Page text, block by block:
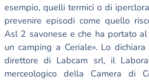
esempio, quelli termici o di
prevenire episodi come quello
Asl 2 savonese e che ha portato
un camping a Ceriale». Lo dichiara
direttore di Labcam srl, il
merceologico della Camera di